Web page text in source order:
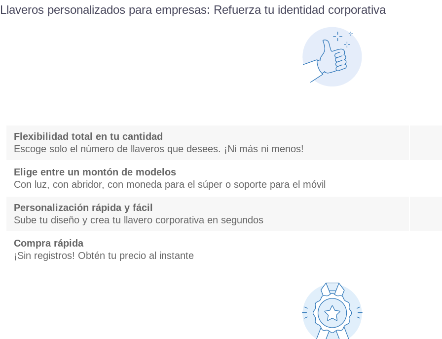
Llaveros personalizados para empresas: Refuerza tu identidad corporativa
Flexibilidad total en tu cantidad
Escoge solo el número de llaveros que desees. ¡Ni más ni menos!
Elige entre un montón de modelos
Con luz, con abridor, con moneda para el súper o soporte para el móvil
Personalización rápida y fácil
Sube tu diseño y crea tu llavero corporativa en segundos
Compra rápida
¡Sin registros! Obtén tu precio al instante